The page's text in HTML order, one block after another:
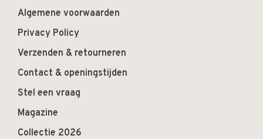
Algemene voorwaarden
Privacy Policy
Verzenden & retourneren
Contact & openingstijden
Stel een vraag
Magazine
Collectie 2026